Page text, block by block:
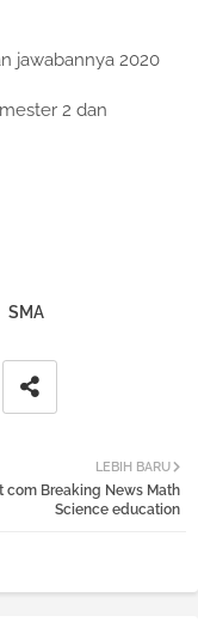
jawabannya 2020
2 dan
SMA
LEBIH BARU
com Breaking News Math
Science education